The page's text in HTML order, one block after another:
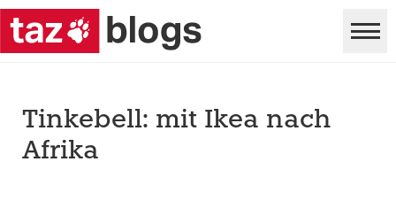
Tinkebell: mit Ikea nach
Afrika